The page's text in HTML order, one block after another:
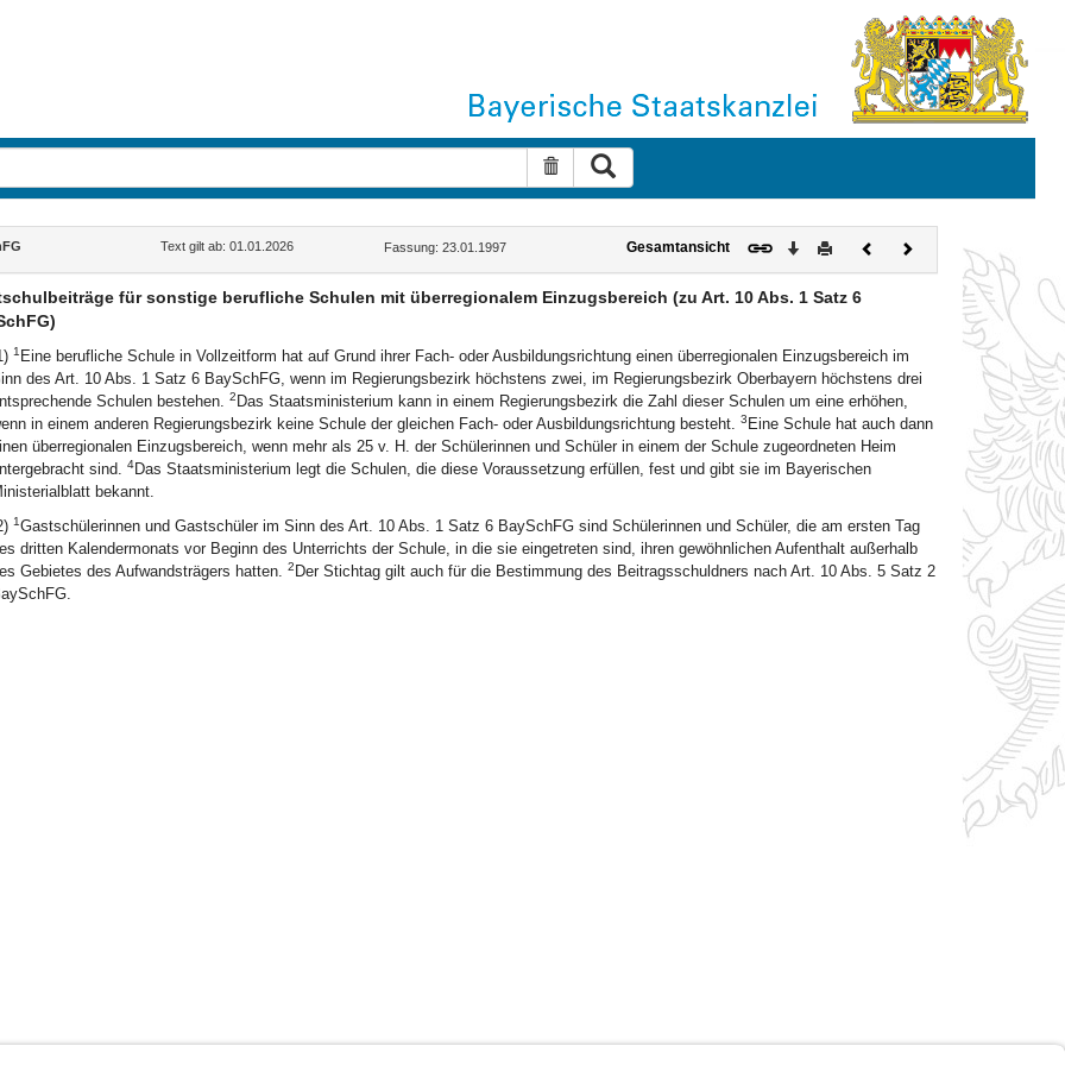
Suche zurücksetzen
Text gilt ab: 01.01.2026 Fassung: 23.01.1997 Gesamtansicht Download
DruckenVorherigesNächstes
Dokument
für sonstige berufliche Schulen mit überregionalem Einzugsbereich (zu Art. 10 Abs. 1 Satz 6
1 Eine berufliche Schule in Vollzeitform hat auf Grund ihrer Fach- oder Ausbildungsrichtung einen überregionalen Einzugsbereich im
des Art. 10 Abs. 1 Satz 6 BaySchFG, wenn im Regierungsbezirk höchstens zwei, im Regierungsbezirk Oberbayern höchstens drei
Schulen bestehen. 2 Das Staatsministerium kann in einem Regierungsbezirk die Zahl dieser Schulen um eine erhöhen,
in einem anderen Regierungsbezirk keine Schule der gleichen Fach- oder Ausbildungsrichtung besteht. 3 Eine Schule hat auch dann
überregionalen Einzugsbereich, wenn mehr als 25 v. H. der Schülerinnen und Schüler in einem der Schule zugeordneten Heim
sind. 4Das Staatsministerium legt die Schulen, die diese Voraussetzung erfüllen, fest und gibt sie im Bayerischen
bekannt.
1Gastschülerinnen und Gastschüler im Sinn des Art. 10 Abs. 1 Satz 6 BaySchFG sind Schülerinnen und Schüler, die am ersten Tag
dritten Kalendermonats vor Beginn des Unterrichts der Schule, in die sie eingetreten sind, ihren gewöhnlichen Aufenthalt außerhalb
Gebietes des Aufwandsträgers hatten. 2 Der Stichtag gilt auch für die Bestimmung des Beitragsschuldners nach Art. 10 Abs. 5 Satz 2